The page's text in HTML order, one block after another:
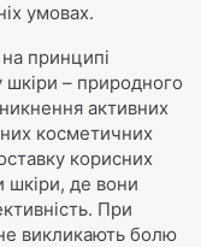
умовах.
принципі
– природного
активних
косметичних
корисних
шкіри, де вони
При
викликають болю